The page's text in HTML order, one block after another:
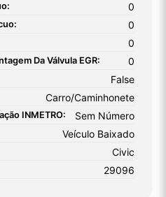
0
0
0
Da Válvula EGR: 0
False
Carro/Caminhonete
INMETRO: Sem Número
Veículo Baixado
Civic
29096